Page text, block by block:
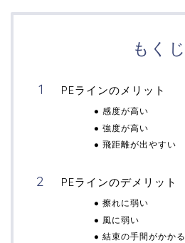
もくじ
PEラインのメリット
感度が高い
強度が高い
飛距離が出やすい
PEラインのデメリット
擦れに弱い
風に弱い
結束の手間がかかる